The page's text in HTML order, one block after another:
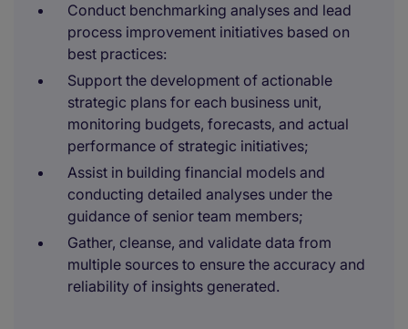
Conduct benchmarking analyses and lead
process improvement initiatives based on
best practices:
Support the development of actionable
strategic plans for each business unit,
monitoring budgets, forecasts, and actual
performance of strategic initiatives;
Assist in building financial models and
conducting detailed analyses under the
guidance of senior team members;
Gather, cleanse, and validate data from
multiple sources to ensure the accuracy and
reliability of insights generated.